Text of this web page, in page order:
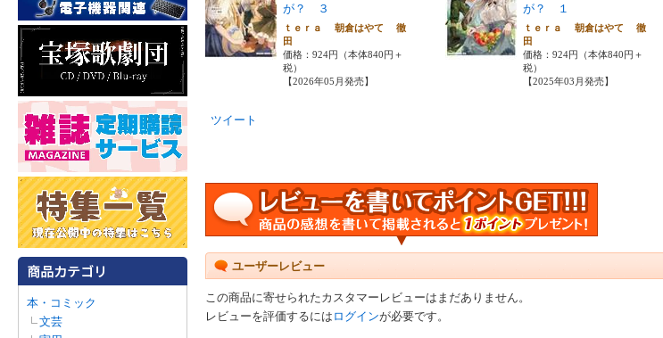
本・コミック
文芸
が？ ３
ｔｅｒａ 朝倉はやて 徹
田
価格：924円（本体840円＋
税）
【2026年05月発売】
が？ １
ｔｅｒａ 朝倉はやて 徹
田
価格：924円（本体840円＋
税）
【2025年03月発売】
ツイート
ユーザーレビュー
この商品に寄せられたカスタマーレビューはまだありません。
レビューを評価するには ログインが必要です。